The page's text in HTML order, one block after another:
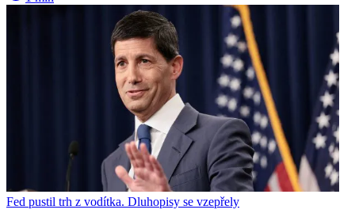
Fed pustil trh z vodítka. Dluhopisy se vzepřely